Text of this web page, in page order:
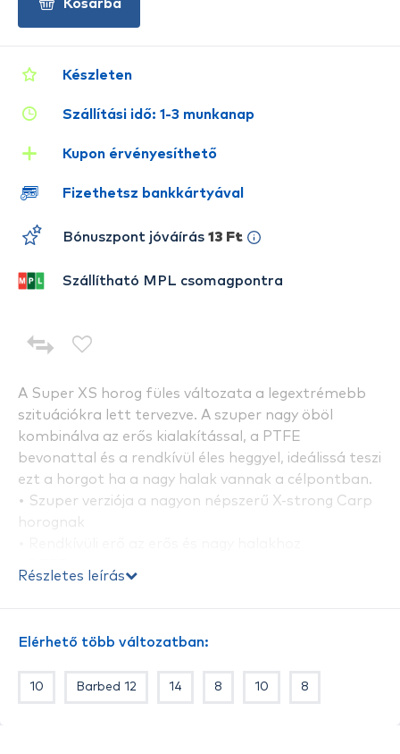
A Super XS horog füles változata a legextrémebb
szituációkra lett tervezve. A szuper nagy öböl
kombinálva az erős kialakítással, a PTFE
bevonattal és a rendkívül éles heggyel, ideálissá teszi
ezt a horgot ha a nagy halak vannak a célpontban.
• Szuper verziója a nagyon népszerű X-strong Carp
horognak
csalizáshoz
Részletes leírás
Elérhető több változatban:
10 Barbed 12 14 8 10 8
Készleten
Szállítási idő: 1-3 munkanap
Kupon érvényesíthető
Fizethetsz bankkártyával
Bónuszpont jóváírás 13 Ft
Szállítható MPL csomagpontra
Kosárba